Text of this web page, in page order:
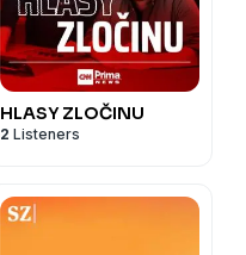
HLASY ZLOČINU
2 Listeners